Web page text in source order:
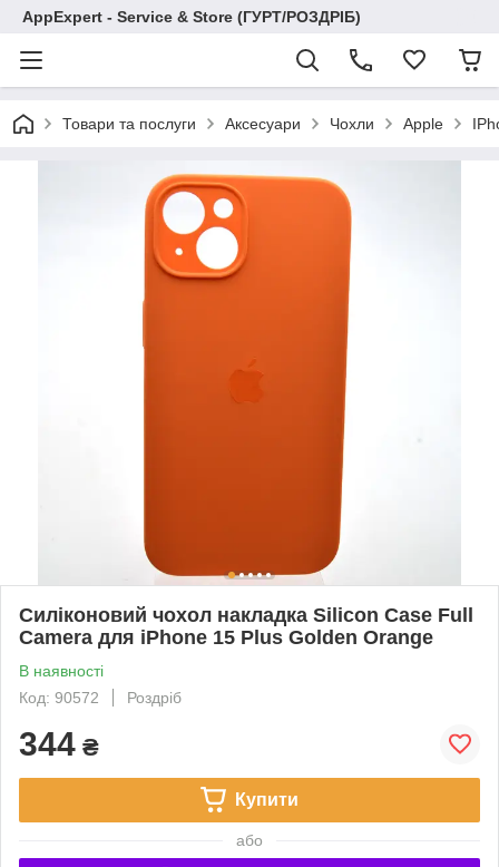
AppExpert - Service & Store (ГУРТ/РОЗДРІБ)
Товари та послуги Аксесуари Чохли Apple
Силіконовий чохол накладка Silicon Case Full
Camera для iPhone 15 Plus Golden Orange
В наявності
Код: 90572
Роздріб
344 ₴
Купити
або